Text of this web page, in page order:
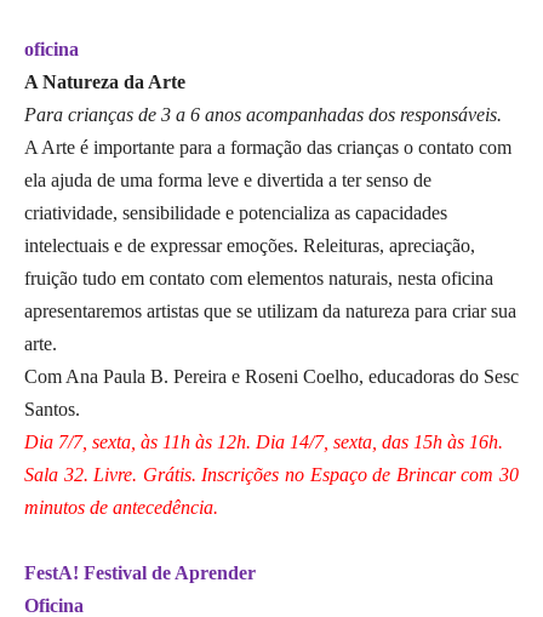
oficina
A Natureza da Arte
Para crianças de 3 a 6 anos acompanhadas dos responsáveis.
A Arte é importante para a formação das crianças o contato com
ela ajuda de uma forma leve e divertida a ter senso de
criatividade, sensibilidade e potencializa as capacidades
intelectuais e de expressar emoções. Releituras, apreciação,
fruição tudo em contato com elementos naturais, nesta oficina
apresentaremos artistas que se utilizam da natureza para criar sua
arte.
Com Ana Paula B. Pereira e Roseni Coelho, educadoras do Sesc
Santos.
Dia 7/7, sexta, às 11h às 12h. Dia 14/7, sexta, das 15h às 16h.
Sala 32. Livre. Grátis. Inscrições no Espaço de Brincar com 30
minutos de antecedência.
FestA! Festival de Aprender
Oficina